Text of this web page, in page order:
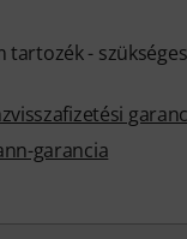
tartozék -
garancia